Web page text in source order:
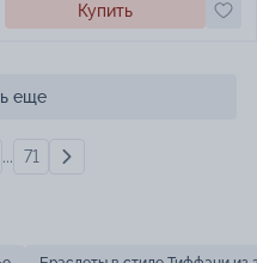
Купить
еще
... 71